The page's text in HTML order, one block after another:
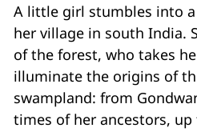
A little girl stumbles into
her village in south India.
of the forest, who takes
illuminate the origins of
swampland: from
times of her ancestors,